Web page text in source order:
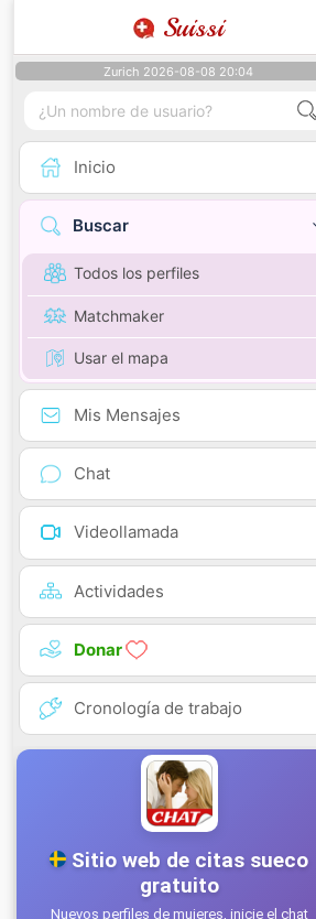
Suissi
Zurich 2026-08-08 20:04
Inicio
Buscar
Todos los perfiles
Matchmaker
Usar el mapa
Mis Mensajes
Chat
Videollamada
Actividades
Donar
Cronología de trabajo